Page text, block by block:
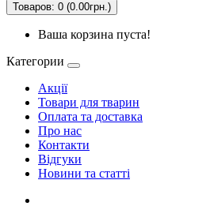
Товаров: 0 (0.00грн.)
Ваша корзина пуста!
Категории
Акції
Товари для тварин
Оплата та доставка
Про нас
Контакти
Відгуки
Новини та статті